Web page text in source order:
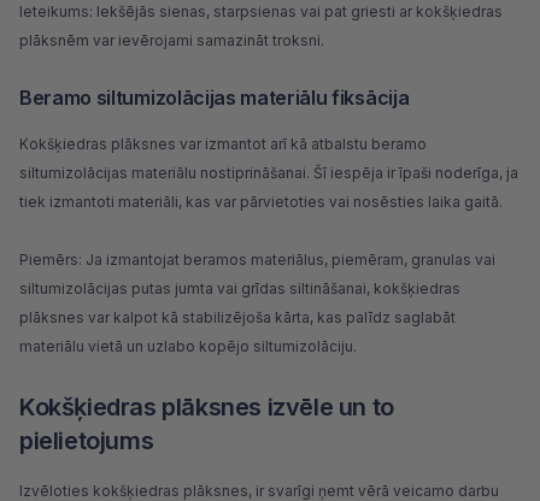
Ieteikums: Iekšējās sienas, starpsienas vai pat griesti ar kokšķiedras
plāksnēm var ievērojami samazināt troksni.
Beramo siltumizolācijas materiālu fiksācija
Kokšķiedras plāksnes var izmantot arī kā atbalstu beramo
siltumizolācijas materiālu nostiprināšanai. Šī iespēja ir īpaši noderīga, ja
tiek izmantoti materiāli, kas var pārvietoties vai nosēsties laika gaitā.
Piemērs: Ja izmantojat beramos materiālus, piemēram, granulas vai
siltumizolācijas putas jumta vai grīdas siltināšanai, kokšķiedras
plāksnes var kalpot kā stabilizējoša kārta, kas palīdz saglabāt
materiālu vietā un uzlabo kopējo siltumizolāciju.
Kokšķiedras plāksnes izvēle un to
pielietojums
Izvēloties kokšķiedras plāksnes, ir svarīgi ņemt vērā veicamo darbu